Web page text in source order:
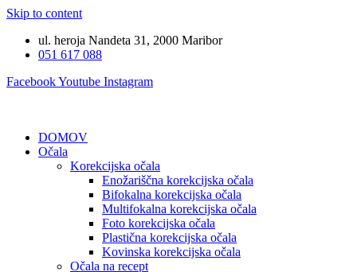
Skip to content
ul. heroja Nandeta 31, 2000 Maribor
051 617 088
FacebookYoutube Instagram
DOMOV
Očala
Korekcijska očala
Enožariščna korekcijska očala
Bifokalna korekcijska očala
Multifokalna korekcijska očala
Foto korekcijska očala
Plastična korekcijska očala
Kovinska korekcijska očala
Očala na recept